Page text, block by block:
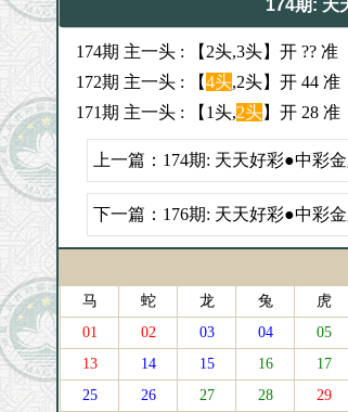
174期: 天
174期 主一头 : 【2头,3头】开 ?? 准
172期 主一头 : 【4头,2头】开 44 准
171期 主一头 : 【1头,2头】开 28 准
上一篇： 174期: 天天好彩●中彩
下一篇： 176期: 天天好彩●中彩
马 蛇 龙 兔 虎
01
02 03 04 05
13
14 15 16 17
25
26 27 28 29